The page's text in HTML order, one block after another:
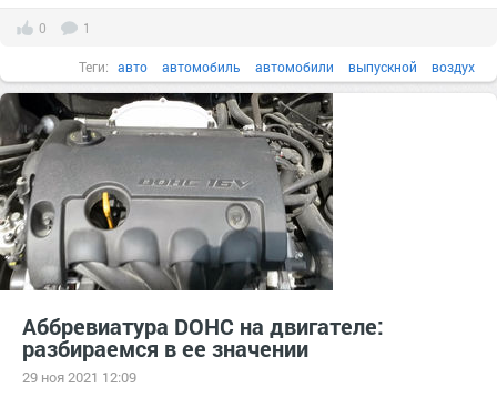
0 1
Теги: авто автомобиль автомобили выпускной воздух
Аббревиатура DOHC на двигателе:
разбираемся в ее значении
29 ноя 2021 12:09